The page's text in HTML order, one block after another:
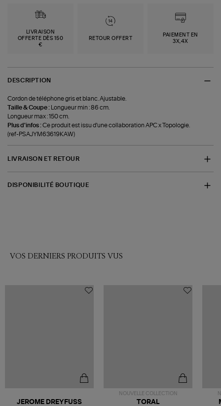
LIVRAISON
OFFERTE DÈS 150
€
RETOUR OFFERT
PAIEMENT EN
3X,4X
DESCRIPTION
Cordon de téléphone gris et blanc. Ajustable.
Taille & Coupe :
Longueur min : 86 cm.
Longueur max : 150 cm.
Plus d'infos :Ce produit est issu d'une collaboration APC x Topologie.
(ref-PSAJYM63619KAW)
LIVRAISON ET RETOUR
DISPONIBILITÉ BOUTIQUE
VOS DERNIERS PRODUITS VUS
JEROME DREYFUSS
NOUVELLE COLLECTION
TORAL